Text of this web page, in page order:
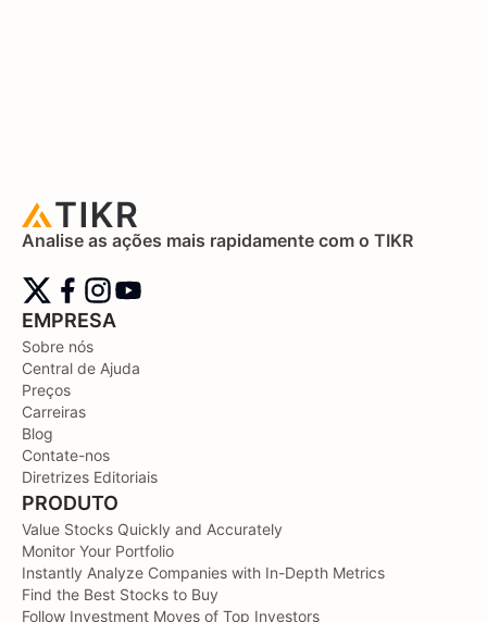
Analise as ações mais rapidamente com o TIKR
EMPRESA
Sobre nós
Central de Ajuda
Preços
Carreiras
Blog
Contate-nos
Diretrizes Editoriais
PRODUTO
Value Stocks Quickly and Accurately
Monitor Your Portfolio
Instantly Analyze Companies with In-Depth Metrics
Find the Best Stocks to Buy
Follow Investment Moves of Top Investors